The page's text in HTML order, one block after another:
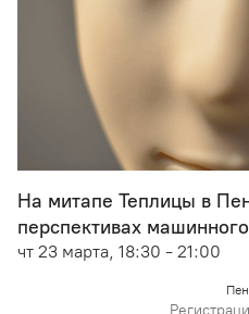
На митапе Теплицы в
перспективах
чт 23 марта, 18:30 - 21:00